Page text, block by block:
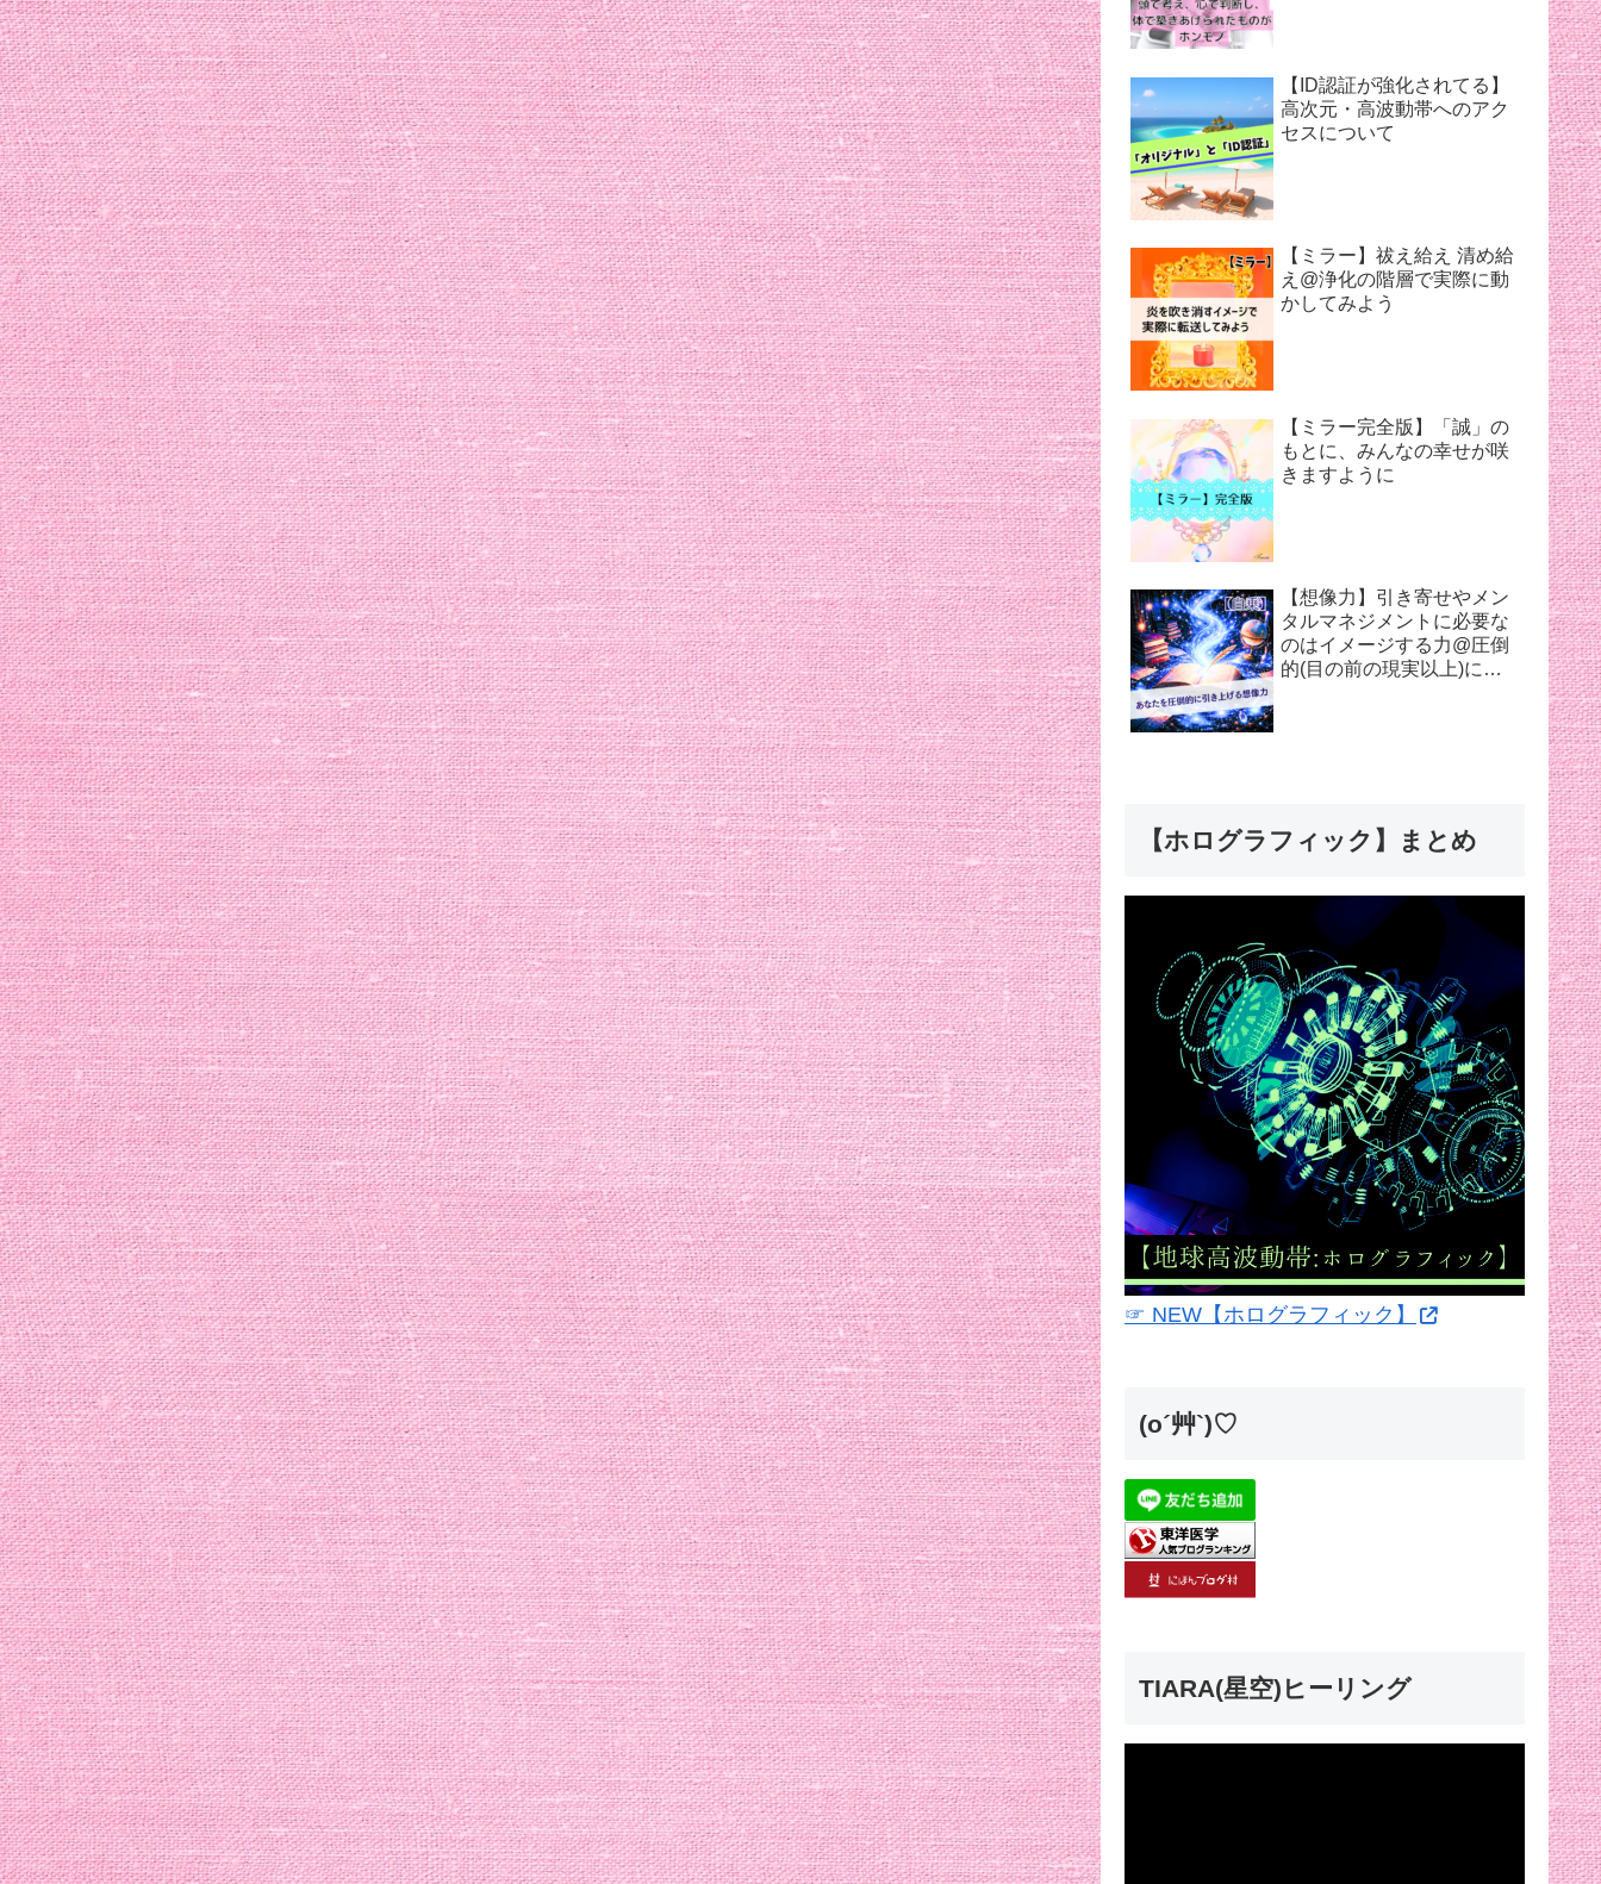
【ID認証が強化されてる】
高次元・高波動帯へのアク
セスについて
【ミラー】祓え給え 清め給
え@浄化の階層で実際に動
かしてみよう
【ミラー完全版】「誠」の
もとに、みんなの幸せが咲
きますように
【想像力】引き寄せやメン
タルマネジメントに必要な
のはイメージする力@圧倒
的(目の前の現実以上)に開
【ホログラフィック】まとめ
☞ NEW【ホログラフィック】
(o´艸`)♡
TIARA(星空)ヒーリング